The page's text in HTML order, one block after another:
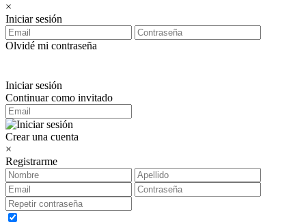
×
Iniciar sesión
Olvidé mi contraseña
Iniciar sesión
Continuar como invitado
Crear una cuenta
×
Registrarme